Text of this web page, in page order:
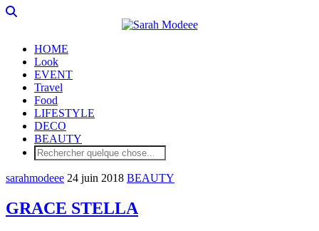
HOME
Look
EVENT
Travel
Food
LIFESTYLE
DECO
BEAUTY
sarahmodeee 24 juin 2018 BEAUTY
GRACE STELLA